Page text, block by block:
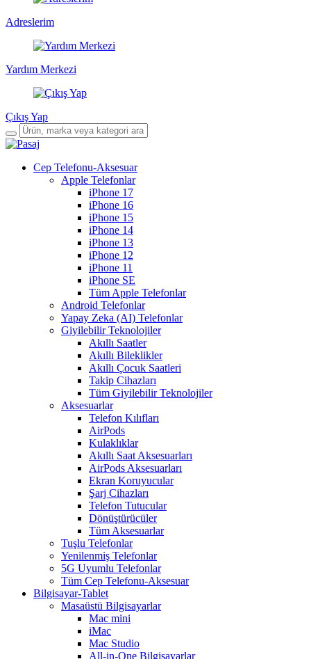
Adreslerim
Yardım Merkezi
Çıkış Yap
Cep Telefonu-Aksesuar
Apple Telefonlar
iPhone 17
iPhone 16
iPhone 15
iPhone 14
iPhone 13
iPhone 12
iPhone 11
iPhone SE
Tüm Apple Telefonlar
Android Telefonlar
Yapay Zeka (AI) Telefonlar
Giyilebilir Teknolojiler
Akıllı Saatler
Akıllı Bileklikler
Akıllı Çocuk Saatleri
Takip Cihazları
Tüm Giyilebilir Teknolojiler
Aksesuarlar
Telefon Kılıfları
AirPods
Kulaklıklar
Akıllı Saat Aksesuarları
AirPods Aksesuarları
Ekran Koruyucular
Şarj Cihazları
Telefon Tutucular
Dönüştürücüler
Tüm Aksesuarlar
Tuşlu Telefonlar
Yenilenmiş Telefonlar
5G Uyumlu Telefonlar
Tüm Cep Telefonu-Aksesuar
Bilgisayar-Tablet
Masaüstü Bilgisayarlar
Mac mini
iMac
Mac Studio
All-in-One Bilgisayarlar